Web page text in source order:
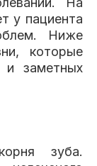
у пациента
Ниже
которые
и заметных
зуба.